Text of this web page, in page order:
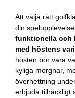
Att välja rätt
din spelupplevelse.
funktionella och
med höstens
hösten bör vara
kyliga morgnar,
överhettning
erbjuda tillräckligt